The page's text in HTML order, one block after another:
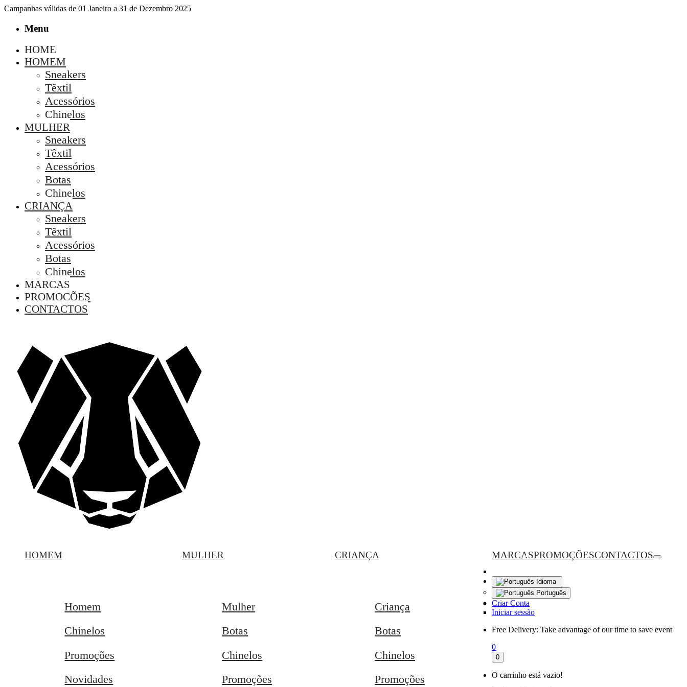
Campanhas válidas de 01 Janeiro a 31 de Dezembro 2025
Menu
HOME
HOMEM
Sneakers
Têxtil
Acessórios
Chinelos
MULHER
Sneakers
Têxtil
Acessórios
Botas
Chinelos
CRIANÇA
Sneakers
Têxtil
Acessórios
Botas
Chinelos
MARCAS
PROMOÇÕES
CONTACTOS
HOMEM
Homem
Chinelos
Promoções
Novidades
MULHER
Mulher
Botas
Chinelos
Promoções
CRIANÇA
Criança
Botas
Chinelos
Promoções
MARCASPROMOÇÕESCONTACTOS
Idioma
Português
Criar Conta
Iniciar sessão
Free Delivery: Take advantage of our time to save event
0
0
O carrinho está vazio!